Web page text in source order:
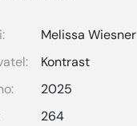
Melissa Wiesner
Kontrast
2025
264